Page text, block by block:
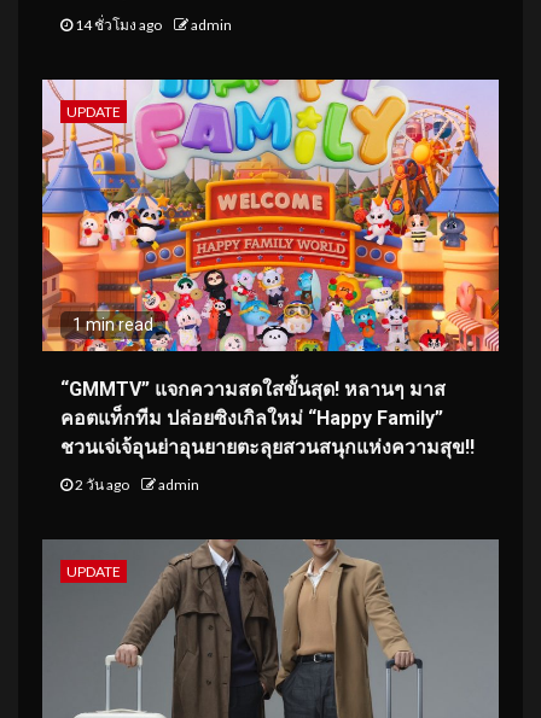
14 ชั่วโมง ago admin
UPDATE
1 min read
“GMMTV” แจกความสดใสขั้นสุด! หลานๆ มาส
คอตแท็กทีม ปล่อยซิงเกิลใหม่ “Happy Family”
ชวนเจ่เจ้อุนย่าอุนยายตะลุยสวนสนุกแห่งความสุข!!
2 วัน ago admin
UPDATE